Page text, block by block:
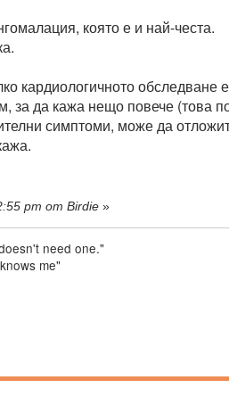
която е и най-честа.
кардиологичното обследване
за да кажа нещо повече (това
симптоми, може да
pm от Birdie »
need one."
me"